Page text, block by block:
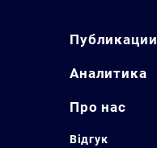
Публикации
Аналитика
Про нас
Відгук